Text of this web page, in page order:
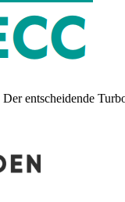
Der entscheidende